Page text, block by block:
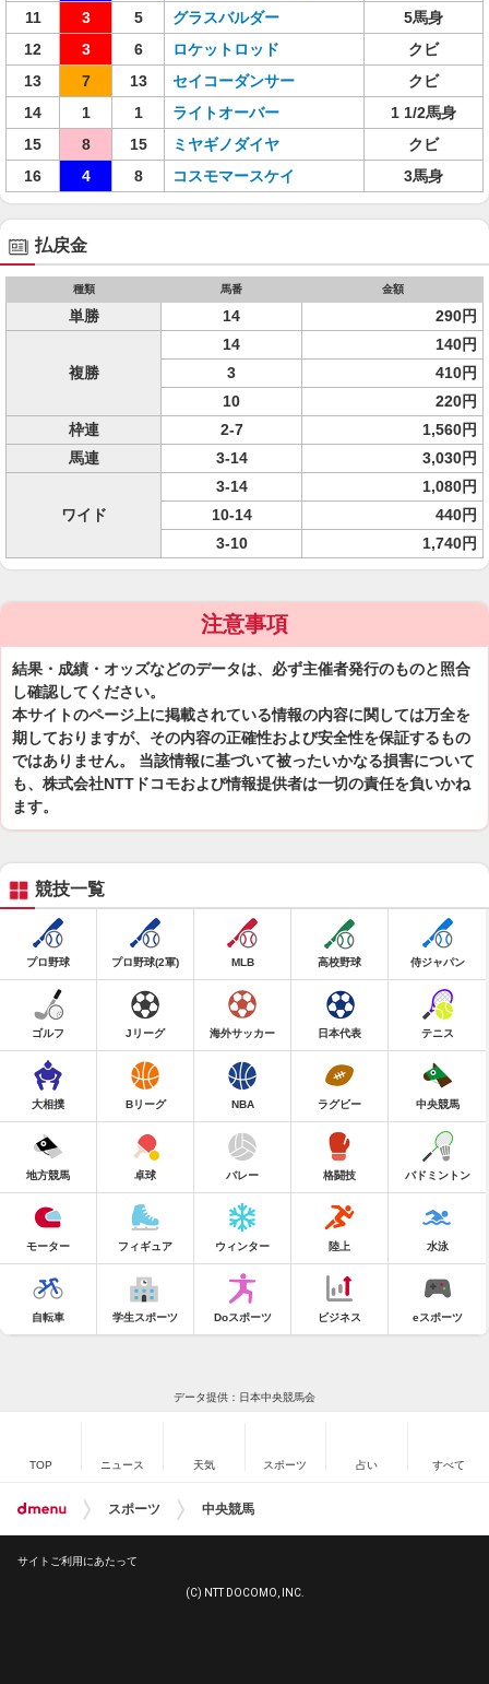
11
3 5 グラスバルダー
5馬身
12
3 6 ロケットロッド
クビ
13
7 13 セイコーダンサー
クビ
14
1 1 ライトオーバー
1 1/2馬身
15
8 15 ミヤギノダイヤ
クビ
16
4 8 コスモマースケイ 3馬身
払戻金
種類 馬番 金額
単勝 14 290円
複勝
14
140円
3
410円
10
220円
枠連
2-7
1,560円
馬連
3-14 3,030円
ワイド
3-14
1,080円
10-14
440円
3-10
1,740円
注意事項
結果・成績・オッズなどのデータは、必ず主催者発行のものと照合
し確認してください。
本サイトのページ上に掲載されている情報の内容に関しては万全を
期しておりますが、その内容の正確性および安全性を保証するもの
ではありません。 当該情報に基づいて被ったいかなる損害について
も、株式会社NTTドコモおよび情報提供者は一切の責任を負いかね
ます。
競技一覧
プロ野球 プロ野球(2軍) MLB 高校野球 侍ジャパン
ゴルフ Jリーグ 海外サッカー 日本代表 テニス
大相撲 Bリーグ NBA ラグビー 中央競馬
地方競馬 卓球 バレー 格闘技 バドミントン
モーター フィギュア ウィンター 陸上 水泳
自転車 学生スポーツ Doスポーツ ビジネス eスポーツ
データ提供：日本中央競馬会
TOP ニュース 天気 スポーツ 占い すべて
スポーツ 中央競馬
サイトご利用にあたって
(C) NTT DOCOMO, INC.